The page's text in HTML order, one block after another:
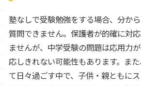
塾なしで受験勉強をする場合、分か
質問できません。保護者が的確に対
ませんが、中学受験の問題は応用力
応しきれない可能性もあります。ま
て日々過ごす中で、子供・親ともに